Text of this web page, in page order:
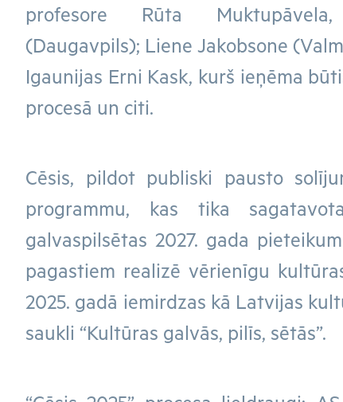
profesore Rūta
(Daugavpils); Liene Jakobsone
Igaunijas Erni Kask, kurš ieņēma
procesā un citi.
Cēsis, pildot publiski pausto
programmu, kas tika
galvaspilsētas 2027. gada
pagastiem realizē vērienīgu
2025. gadā iemirdzas kā Latvijas
saukli “Kultūras galvās, pilīs, sētās”.